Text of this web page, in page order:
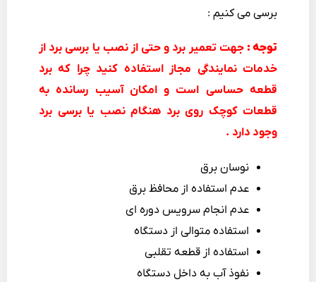
برسی می کنیم :
توجه : جهت تعمیر برد و حتی از نصب یا برسی برد از
خدمات نمایندگی مجاز استفاده کنید چرا که برد
قطعه حساسی است و امکان آسیب رسانده به
قطعات کوچک روی برد هنگام نصب یا برسی برد
وجود دارد .
نوسان برق
عدم استفاده از محافظ برق
عدم انجام سرویس دوره ای
استفاده متوالی از دستگاه
استفاده از قطعه تقلبی
نفوذ آب به داخل دستگاه